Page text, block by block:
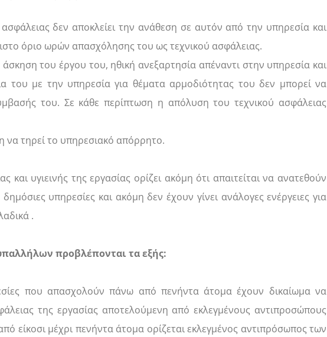
δεν αποκλείει την ανάθεση σε αυτόν από την υπηρεσία και
όριο ωρών απασχόλησης του ως τεχνικού ασφάλειας.
του έργου του, ηθική ανεξαρτησία απέναντι στην υπηρεσία και
του με την υπηρεσία για θέματα αρμοδιότητας του δεν μπορεί να
του. Σε κάθε περίπτωση η απόλυση του τεχνικού ασφάλειας
να τηρεί το υπηρεσιακό απόρρητο.
και υγιεινής της εργασίας ορίζει ακόμη ότι απαιτείται να ανατεθούν
υπηρεσίες και ακόμη δεν έχουν γίνει ανάλογες ενέργειες για
.
προβλέπονται τα εξής:
που απασχολούν πάνω από πενήντα άτομα έχουν δικαίωμα να
της εργασίας αποτελούμενη από εκλεγμένους αντιπροσώπους
είκοσι μέχρι πενήντα άτομα ορίζεται εκλεγμένος αντιπρόσωπος των